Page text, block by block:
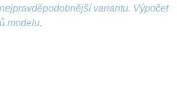
variantu. Výpočet
modelu.